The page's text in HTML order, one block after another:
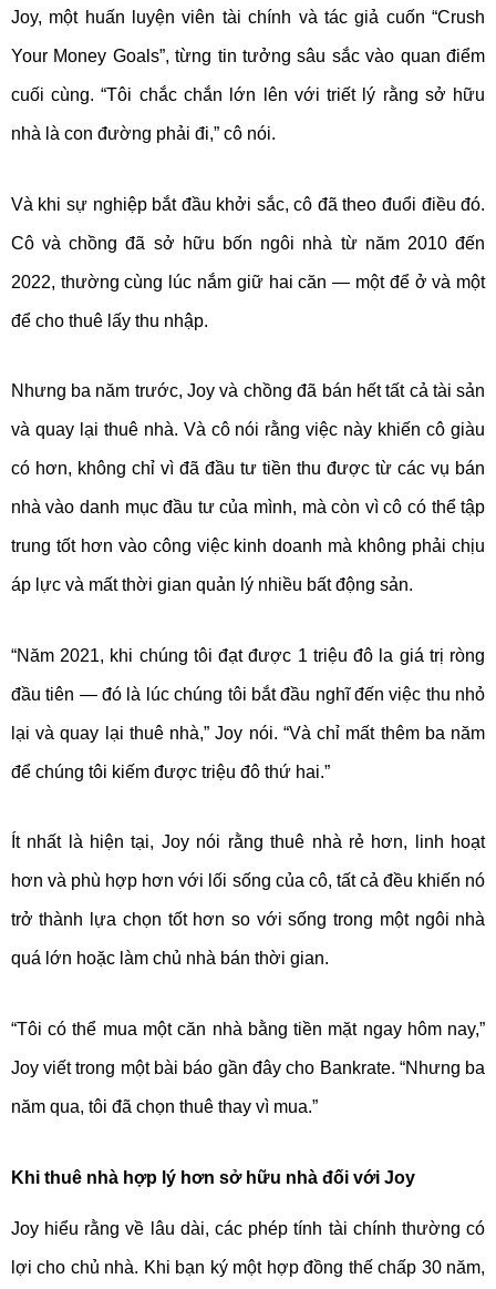
Joy, một huấn luyện viên tài chính và tác giả cuốn “Crush
Your Money Goals”, từng tin tưởng sâu sắc vào quan điểm
cuối cùng. “Tôi chắc chắn lớn lên với triết lý rằng sở hữu
nhà là con đường phải đi,” cô nói.
Và khi sự nghiệp bắt đầu khởi sắc, cô đã theo đuổi điều đó.
Cô và chồng đã sở hữu bốn ngôi nhà từ năm 2010 đến
2022, thường cùng lúc nắm giữ hai căn — một để ở và một
để cho thuê lấy thu nhập.
Nhưng ba năm trước, Joy và chồng đã bán hết tất cả tài sản
và quay lại thuê nhà. Và cô nói rằng việc này khiến cô giàu
có hơn, không chỉ vì đã đầu tư tiền thu được từ các vụ bán
nhà vào danh mục đầu tư của mình, mà còn vì cô có thể tập
trung tốt hơn vào công việc kinh doanh mà không phải chịu
áp lực và mất thời gian quản lý nhiều bất động sản.
“Năm 2021, khi chúng tôi đạt được 1 triệu đô la giá trị ròng
đầu tiên — đó là lúc chúng tôi bắt đầu nghĩ đến việc thu nhỏ
lại và quay lại thuê nhà,” Joy nói. “Và chỉ mất thêm ba năm
để chúng tôi kiếm được triệu đô thứ hai.”
Ít nhất là hiện tại, Joy nói rằng thuê nhà rẻ hơn, linh hoạt
hơn và phù hợp hơn với lối sống của cô, tất cả đều khiến nó
trở thành lựa chọn tốt hơn so với sống trong một ngôi nhà
quá lớn hoặc làm chủ nhà bán thời gian.
“Tôi có thể mua một căn nhà bằng tiền mặt ngay hôm nay,”
Joy viết trong một bài báo gần đây cho Bankrate. “Nhưng ba
năm qua, tôi đã chọn thuê thay vì mua.”
Khi thuê nhà hợp lý hơn sở hữu nhà đối với Joy
Joy hiểu rằng về lâu dài, các phép tính tài chính thường có
lợi cho chủ nhà. Khi bạn ký một hợp đồng thế chấp 30 năm,